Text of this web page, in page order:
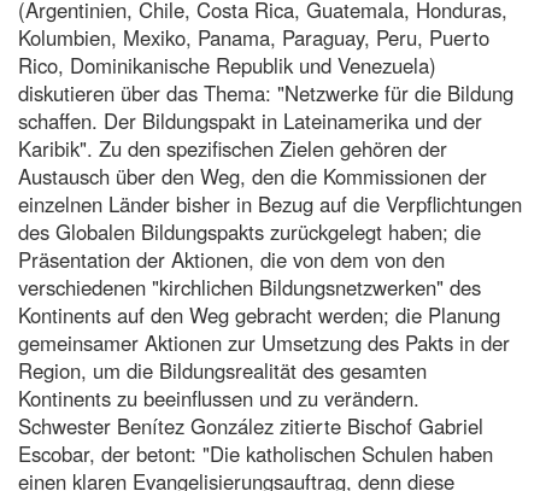
(Argentinien, Chile, Costa Rica, Guatemala, Honduras,
Kolumbien, Mexiko, Panama, Paraguay, Peru, Puerto
Rico, Dominikanische Republik und Venezuela)
diskutieren über das Thema: "Netzwerke für die Bildung
schaffen. Der Bildungspakt in Lateinamerika und der
Karibik". Zu den spezifischen Zielen gehören der
Austausch über den Weg, den die Kommissionen der
einzelnen Länder bisher in Bezug auf die Verpflichtungen
des Globalen Bildungspakts zurückgelegt haben; die
Präsentation der Aktionen, die von dem von den
verschiedenen "kirchlichen Bildungsnetzwerken" des
Kontinents auf den Weg gebracht werden; die Planung
gemeinsamer Aktionen zur Umsetzung des Pakts in der
Region, um die Bildungsrealität des gesamten
Kontinents zu beeinflussen und zu verändern.
Schwester Benítez González zitierte Bischof Gabriel
Escobar, der betont: "Die katholischen Schulen haben
einen klaren Evangelisierungsauftrag, denn diese